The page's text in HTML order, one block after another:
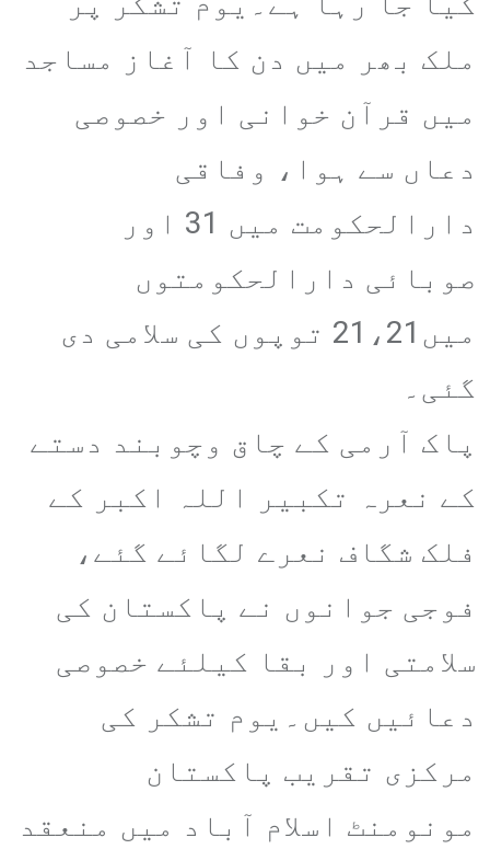
ملک بھر میں دن کا آغاز مساجد
میں قرآن خوانی اور خصوصی
دعاں سے ہوا، وفاقی
دارالحکومت میں 31 اور
صوبائی دارالحکومتوں
میں21،21 توپوں کی سلامی دی
گئی۔
پاک آرمی کے چاق وچوبند دستے
کے نعرہ تکبیر اللہ اکبر کے
فلک شگاف نعرے لگائے گئے،
فوجی جوانوں نے پاکستان کی
سلامتی اور بقا کیلئے خصوصی
دعائیں کیں۔یوم تشکر کی
مرکزی تقریب پاکستان
مونومنٹ اسلام آباد میں منعقد